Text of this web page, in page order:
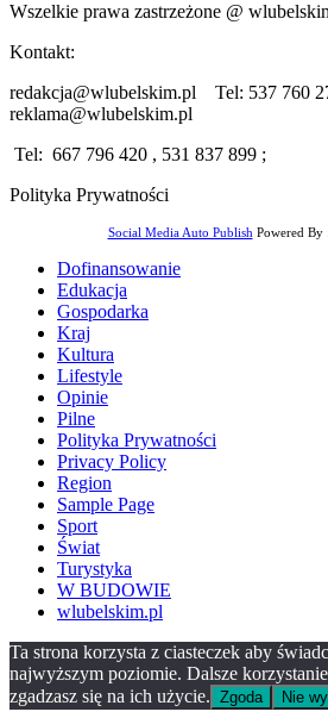
Wszelkie prawa zastrzeżone @
Kontakt:
redakcja@wlubelskim.pl Tel: 537 760
reklama@wlubelskim.pl
Tel: 667 796 420 , 531 837 899 ;
Polityka Prywatności
Social Media Auto Publish Powered By :
Dofinansowanie
Edukacja
Gospodarka
Kraj
Kultura
Lifestyle
Opinie
Pilne
Polityka Prywatności
Privacy Policy
Region
Sample Page
Sport
Świat
Turystyka
W BUDOWIE
wlubelskim.pl
Ta strona korzysta z ciasteczek aby
najwyższym poziomie. Dalsze
zgadzasz się na ich użycie. Zgoda Nie